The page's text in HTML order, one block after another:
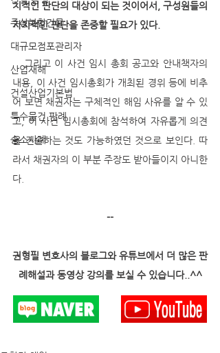
주상복합건물
대규모점포관리자
산업재해
건설산업기본법
특수물건 판례
승소사례
치적인 판단의 대상이 되는 것이어서, 구성원들의
자치적인 판단을 존중할 필요가 있다.
   그리고 이 사건 임시 총회 공고와 안내책자의
내용, 이 사건 임시총회가 개최된 경위 등에 비추
어 보면 채권자는 구체적인 해임 사유를 알 수 있
고, 이 사건 임시총회에 참석하여 자유롭게 의견
을 진술하는 것도 가능하였던 것으로 보인다. 따
라서 채권자의 이 부분 주장도 받아들이지 아니한
다.
--
권형필 변호사의 블로그와 유튜브에서 더 많은 판
례해설과 동영상 강의를 보실 수 있습니다..^^